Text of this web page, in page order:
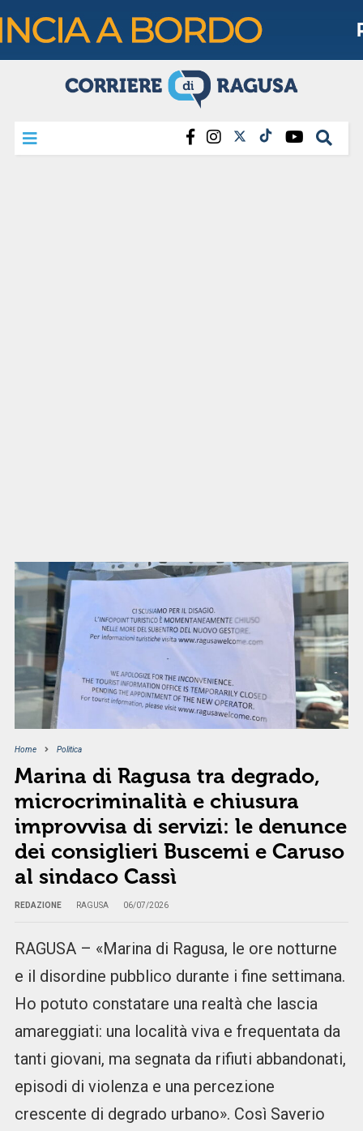
Home Politica
Marina di Ragusa tra degrado,
microcriminalità e chiusura
improvvisa di servizi: le denunce
dei consiglieri Buscemi e Caruso
al sindaco Cassì
REDAZIONE RAGUSA 06/07/2026
RAGUSA – «Marina di Ragusa, le ore notturne
e il disordine pubblico durante i fine settimana.
Ho potuto constatare una realtà che lascia
amareggiati: una località viva e frequentata da
tanti giovani, ma segnata da rifiuti abbandonati,
episodi di violenza e una percezione
crescente di degrado urbano». Così Saverio